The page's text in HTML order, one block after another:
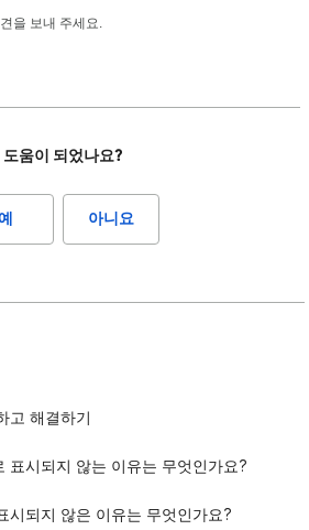
을 보내 주세요.
도움이 되었나요?
아니요
고 해결하기
표시되지 않는 이유는 무엇인가요?
시되지 않은 이유는 무엇인가요?